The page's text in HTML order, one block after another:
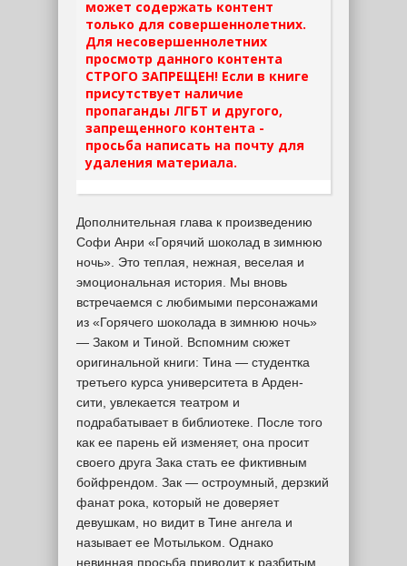
может содержать контент
только для совершеннолетних.
Для несовершеннолетних
просмотр данного контента
СТРОГО ЗАПРЕЩЕН! Если в книге
присутствует наличие
пропаганды ЛГБТ и другого,
запрещенного контента -
просьба написать на почту для
удаления материала.
Дополнительная глава к произведению
Софи Анри «Горячий шоколад в зимнюю
ночь». Это теплая, нежная, веселая и
эмоциональная история. Мы вновь
встречаемся с любимыми персонажами
из «Горячего шоколада в зимнюю ночь»
— Заком и Тиной. Вспомним сюжет
оригинальной книги: Тина — студентка
третьего курса университета в Арден-
сити, увлекается театром и
подрабатывает в библиотеке. После того
как ее парень ей изменяет, она просит
своего друга Зака стать ее фиктивным
бойфрендом. Зак — остроумный, дерзкий
фанат рока, который не доверяет
девушкам, но видит в Тине ангела и
называет ее Мотыльком. Однако
невинная просьба приводит к разбитым